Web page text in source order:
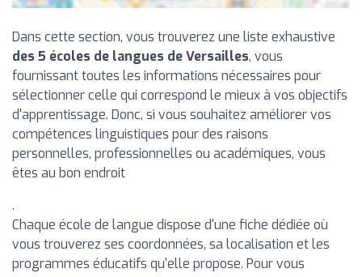
Dans cette section, vous trouverez une liste exhaustive
des 5 écoles de langues de Versailles, vous
fournissant toutes les informations nécessaires pour
sélectionner celle qui correspond le mieux à vos objectifs
d'apprentissage. Donc, si vous souhaitez améliorer vos
compétences linguistiques pour des raisons
personnelles, professionnelles ou académiques, vous
êtes au bon endroit
.
Chaque école de langue dispose d'une fiche dédiée où
vous trouverez ses coordonnées, sa localisation et les
programmes éducatifs qu'elle propose. Pour vous